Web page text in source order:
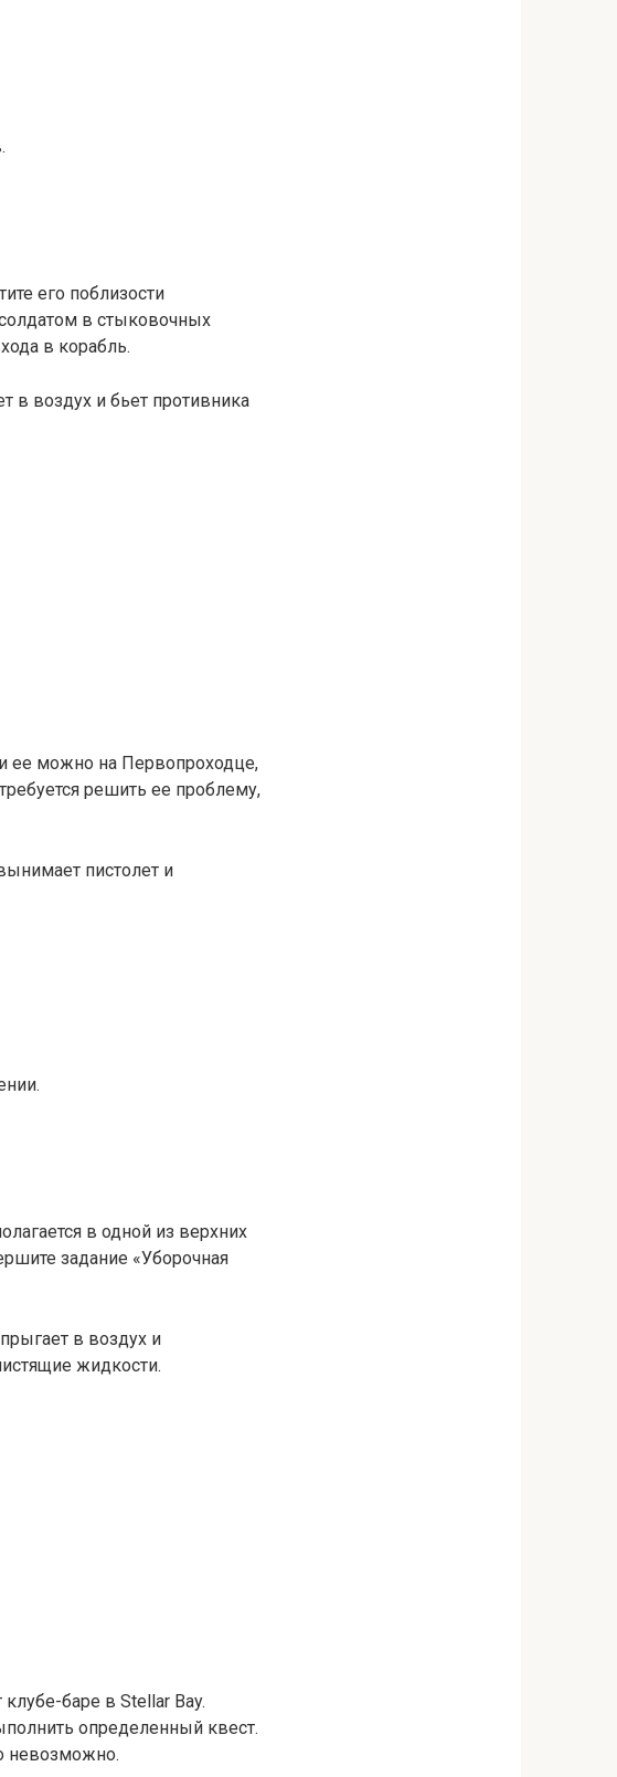
его поблизости
в стыковочных
в корабль.
в воздух и бьет противника
ее можно на Первопроходце,
решить ее проблему,
пистолет и
в одной из верхних
задание «Уборочная
в воздух и
жидкости.
баре в Stellar Bay.
определенный квест.
невозможно.